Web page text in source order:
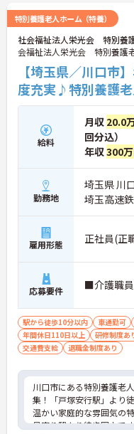
特別養護老人ホーム（特養）
社会福祉法人栄光会 特別養
会福祉法人栄光会 特別養護
【埼玉県／川口市
度充実♪特別養護
給料
月収 20.0
回分込）
年収300
勤務地
埼玉県 川
埼玉高速
雇用形態 正社員(正
応募要件 ■介護職
駅から徒歩10分以内 車通勤可
年間休日110日以上
研修制度あ
交通費支給
退職金制度あり
川口市にある特別養護老
集！「戸塚安行駅」より
温かい家庭的な雰囲気の
最寄り駅より徒歩圏内で